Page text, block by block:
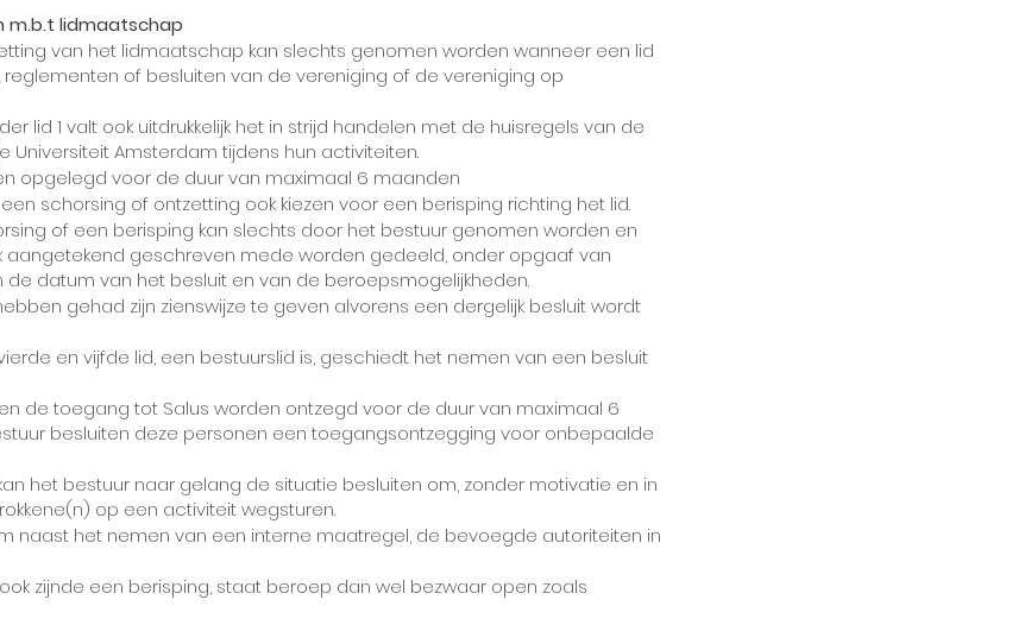
m.b.t lidmaatschap
van het lidmaatschap kan slechts genomen worden wanneer een lid
of besluiten van de vereniging of de vereniging op
lid 1 valt ook uitdrukkelijk het in strijd handelen met de huisregels van de
Universiteit Amsterdam tijdens hun activiteiten.
opgelegd voor de duur van maximaal 6 maanden
schorsing of ontzetting ook kiezen voor een berisping richting het lid.
of een berisping kan slechts door het bestuur genomen worden en
aangetekend geschreven mede worden gedeeld, onder opgaaf van
datum van het besluit en van de beroepsmogelijkheden.
gehad zijn zienswijze te geven alvorens een dergelijk besluit wordt
en vijfde lid, een bestuurslid is, geschiedt het nemen van een besluit
de toegang tot Salus worden ontzegd voor de duur van maximaal 6
besluiten deze personen een toegangsontzegging voor onbepaalde
het bestuur naar gelang de situatie besluiten om, zonder motivatie en in
op een activiteit wegsturen.
naast het nemen van een interne maatregel, de bevoegde autoriteiten in
zijnde een berisping, staat beroep dan wel bezwaar open zoals